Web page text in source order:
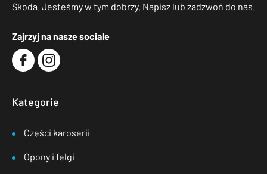
Skoda. Jesteśmy w tym dobrzy. Napisz lub zadzwoń do nas.
Zajrzyj na nasze sociale
Kategorie
Części karoserii
Opony i felgi